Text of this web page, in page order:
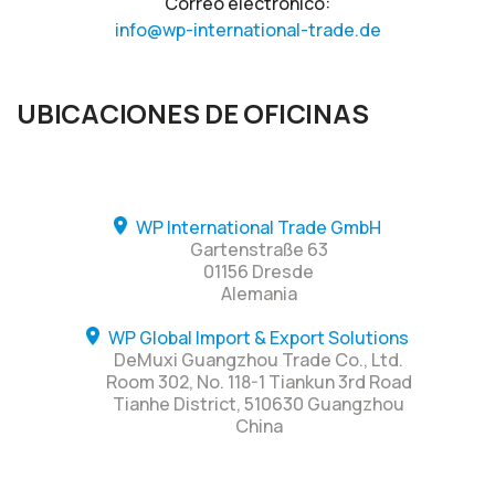
info@wp-international-trade.de
UBICACIONES DE OFICINAS
WP International Trade GmbH
Gartenstraße 63
01156 Dresde
Alemania
WP Global Import & Export Solutions
DeMuxi Guangzhou Trade Co., Ltd.
Room 302, No. 118-1 Tiankun 3rd Road
Tianhe District, 510630 Guangzhou
China